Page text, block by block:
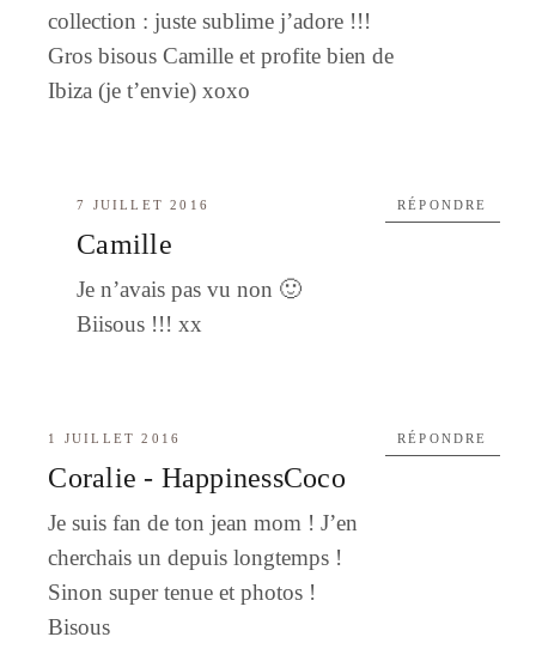
collection : juste sublime j’adore !!!
Gros bisous Camille et profite bien de
Ibiza (je t’envie) xoxo
7 JUILLET 2016
Camille
Je n’avais pas vu non 🙂
Biisous !!! xx
RÉPONDRE
1 JUILLET 2016
Coralie - HappinessCoco
Je suis fan de ton jean mom ! J’en
cherchais un depuis longtemps !
Sinon super tenue et photos !
Bisous
RÉPONDRE